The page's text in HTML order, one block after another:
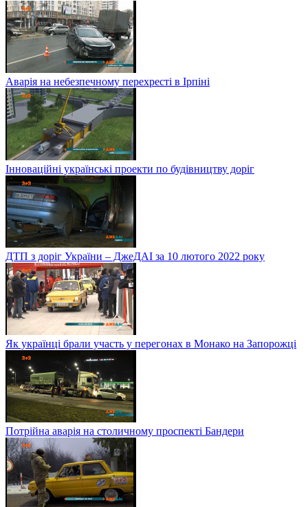
Аварія на небезпечному перехресті в Ірпіні
Інноваційні українські проекти по будівництву доріг
ДТП з доріг України – ДжеДАІ за 10 лютого 2022 року
Як українці брали участь у перегонах в Монако на Запорожці
Потрійна аварія на столичному проспекті Бандери